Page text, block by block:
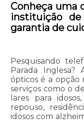
Conheça uma
instituição de
garantia de
Pesquisando
Parada Inglesa?
ópticos é a opção
serviços como o
lares para
repouso,
idosos com